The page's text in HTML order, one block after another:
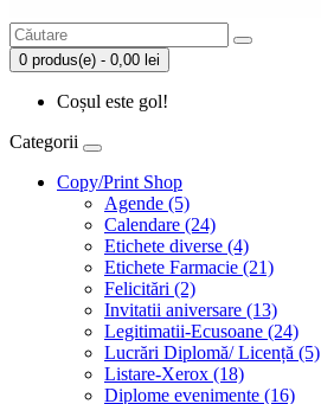
0 produs(e) - 0,00 lei
Coșul este gol!
Categorii
Copy/Print Shop
Agende (5)
Calendare (24)
Etichete diverse (4)
Etichete Farmacie (21)
Felicitări (2)
Invitatii aniversare (13)
Legitimatii-Ecusoane (24)
Lucrări Diplomă/ Licență (5)
Listare-Xerox (18)
Diplome evenimente (16)